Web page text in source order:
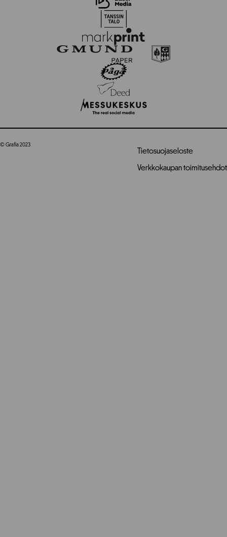
© Grafia 2023
Tietosuojaseloste
Verkkokaupan toimitusehdot